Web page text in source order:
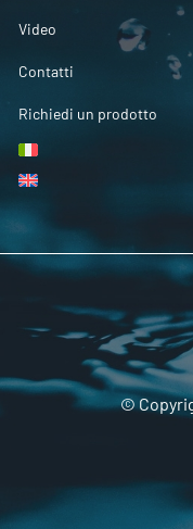
Video
Contatti
Richiedi un prodotto
©